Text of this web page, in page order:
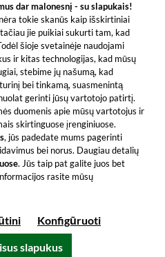
dar malonesnį - su slapukais!
tokie skanūs kaip išskirtiniai
jie puikiai sukurti tam, kad
šioje svetainėje naudojami
ir kitas technologijas, kad mūsų
stebime jų našumą, kad
bei tinkamą, suasmenintą
gerinti jūsų vartotojo patirtį.
duomenis apie mūsų vartotojus ir
skirtinguose įrenginiuose.
, jūs padedate mums pagerinti
bei norus. Daugiau detalių
. Jūs taip pat galite juos bet
rasite mūsų
Konfigūruoti
slapukus